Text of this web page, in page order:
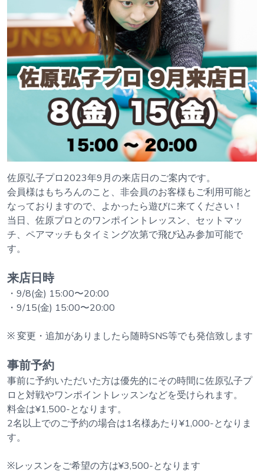
佐原弘子プロ2023年9月の来店日のご案内です。
会員様はもちろんのこと、非会員のお客様もご利用可能と
なっておりますので、よかったら遊びに来てください！
当日、佐原プロとのワンポイントレッスン、セットマッ
チ、ペアマッチもタイミング次第で飛び込み参加可能で
す。
来店日時
・9/8(金) 15:00〜20:00
・9/15(金) 15:00〜20:00
※ 変更・追加がありましたら随時SNS等でも発信致します
事前予約
事前に予約いただいた方は優先的にその時間に佐原弘子プ
ロと対戦やワンポイントレッスンなどを受けられます。
料金は¥1,500-となります。
2名以上でのご予約の場合は1名様あたり¥1,000-となりま
す。
※レッスンをご希望の方は¥3,500-となります